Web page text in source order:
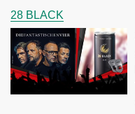
28 BLACK